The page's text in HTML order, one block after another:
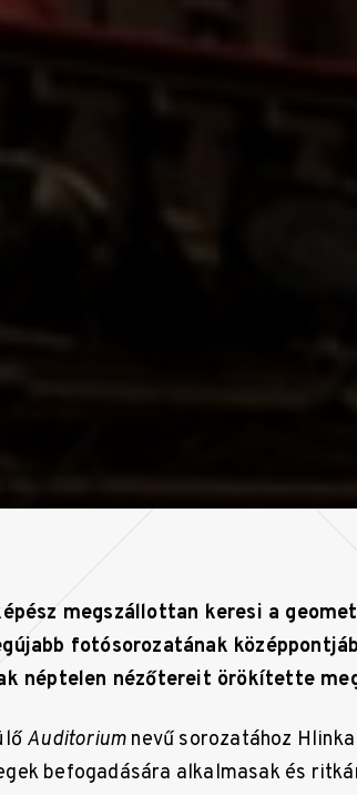
megszállottan keresi a
fotósorozatának
néptelen nézőtereit örökítette
Auditorium nevű sorozatához
befogadására alkalmasak és